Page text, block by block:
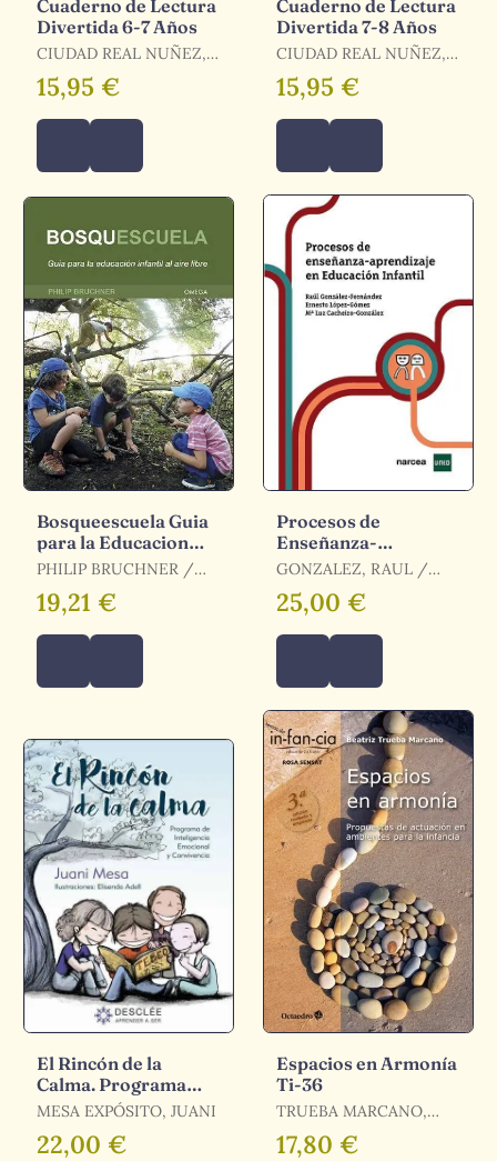
Cuaderno de Lectura
Divertida 6-7 Años
CIUDAD REAL NUÑEZ,
GINES / TORAL
OLIVARES, ANTONIA
15,95 €
Cuaderno de Lectura
Divertida 7-8 Años
CIUDAD REAL NUÑEZ,
GINES / TORAL
OLIVARES, ANTONIA
15,95 €
Bosqueescuela Guia
para la Educacion
Infantil Al Aire Libre
PHILIP BRUCHNER /
BRUCHNER, PHILIP
19,21 €
Procesos de
Enseñanza-
Aprendizaje en
Educación Infantil
GONZALEZ, RAUL /
LOPEZ, ERNESTO /
CAHEIR / CACHEIRO
LÓPEZ GÓMEZ,
ERNESTO
25,00 €
El Rincón de la
Calma. Programa
para la Mejora de la
Emocional y la
MESA EXPÓSITO, JUANI
22,00 €
Espacios en Armonía
Ti-36
TRUEBA MARCANO,
BEATRIZ
17,80 €